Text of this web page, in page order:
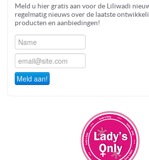
Meld u hier gratis aan voor de Liliwadi
regelmatig nieuws over de laatste
producten en aanbiedingen!